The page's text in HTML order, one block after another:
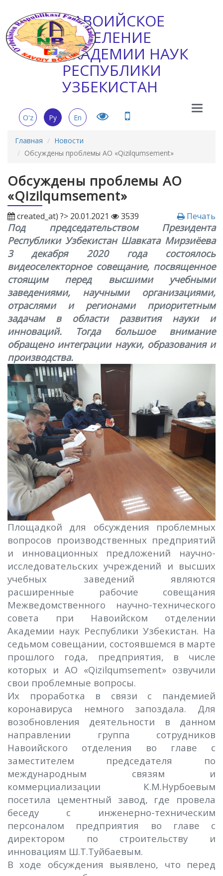
НАВОИЙСКОЕ
ОТДЕЛЕНИЕ
АКАДЕМИИ НАУК
РЕСПУБЛИКИ
УЗБЕКИСТАН
Main
O'z Ру En
Главная
Новости
Обсуждены проблемы АО «Qizilqumsement»
Обсуждены проблемы АО
«Qizilqumsement»
created_at) ?> 20.01.2021 3539 Печать
Под председательством Президента
Республики Узбекистан Шавката Мирзиёева
3 декабря 2020 года состоялось
видеоселекторное совещание, посвященное
стоящим перед высшими учебными
заведениями, научными организациями,
отраслями и регионами приоритетным
задачам в области развития науки и
инноваций. Тогда большое внимание
обращено интеграции науки, образования и
производства.
Площадкой для обсуждения проблемных
вопросов производственных предприятий
и инновационных предложений научно-
исследовательских учреждений и высших
учебных заведений являются
расширенные рабочие совещания
Межведомственного научно-технического
совета при Навоийском отделении
Академии наук Республики Узбекистан. На
седьмом совещании, состоявшемся в марте
прошлого года, предприятия, в числе
которых и АО «Qizilqumsement» озвучили
свои проблемные вопросы.
Их проработка в связи с пандемией
коронавируса немного запоздала. Для
возобновления деятельности в данном
направлении группа сотрудников
Навоийского отделения во главе с
заместителем председателя по
международным связям и
коммерциализации К.М.Нурбоевым
посетила цементный завод, где провела
беседу с инженерно-техническим
персоналом предприятия во главе с
директором по строительству и
инновациям Ш.Т.Туйбаевым.
В ходе обсуждения выявлено, что перед